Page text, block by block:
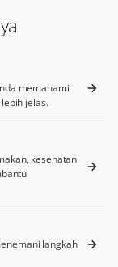
memahami
jelas.
kesehatan
langkah